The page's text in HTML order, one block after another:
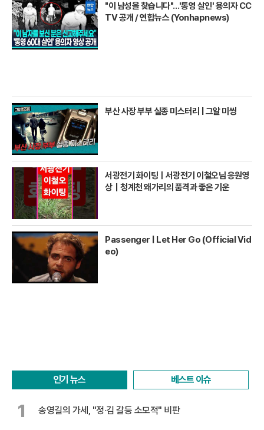
"이 남성을 찾습니다"…'통영 살인' 용의자 CC
TV 공개 / 연합뉴스 (Yonhapnews)
부산 사장 부부 실종 미스터리 | 그알 미씽
서광전기 화이팅ㅣ서광전기 이철오님 응원영
상｜청계천 왜가리의 품격과 좋은 기운
Passenger | Let Her Go (Official Vid
eo)
인기 뉴스 베스트 이슈
1 송영길의 가세, "정·김 갈등 소모적" 비판